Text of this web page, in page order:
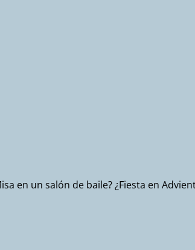
en un salón de baile? ¿Fiesta en